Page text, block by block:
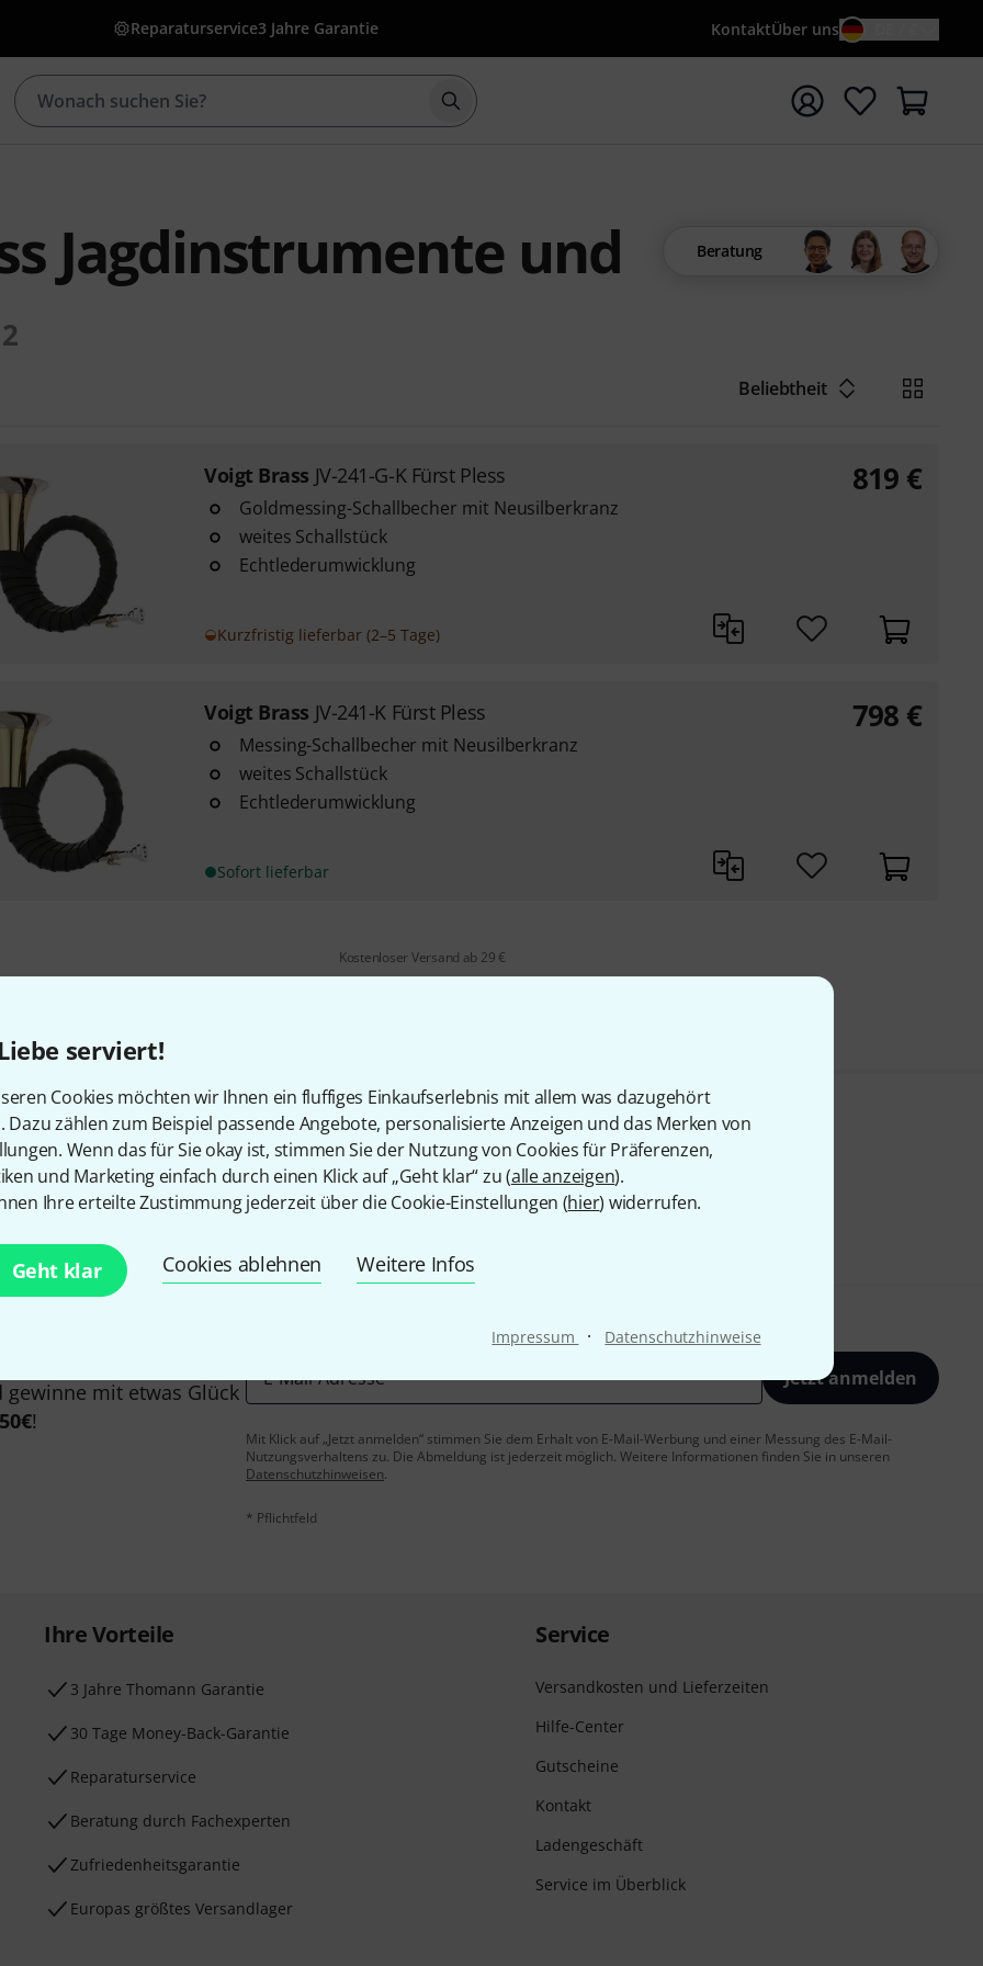
serviert!
Cookies möchten wir Ihnen ein fluffiges Einkaufserlebnis mit allem was dazugehört
Dazu zählen zum Beispiel passende Angebote, personalisierte Anzeigen und das Merken von
Wenn das für Sie okay ist, stimmen Sie der Nutzung von Cookies für Präferenzen,
und Marketing einfach durch einen Klick auf „Geht klar“ zu (alle anzeigen).
Ihre erteilte Zustimmung jederzeit über die Cookie-Einstellungen (hier) widerrufen.
Geht klar Cookies ablehnen Weitere Infos
Impressum · Datenschutzhinweise
Reparaturservice3 Jahre Garantie KontaktÜber uns
Suche mit Suchwort {searchTerm} starten
Jagdinstrumente und
2
Beratung
Beliebtheit
Voigt Brass JV-241-G-K Fürst Pless
Goldmessing-Schallbecher mit Neusilberkranz
weites Schallstück
Echtlederumwicklung
Kurzfristig lieferbar (2–5 Tage)
819 €
Voigt Brass JV-241-K Fürst Pless
Messing-Schallbecher mit Neusilberkranz
weites Schallstück
Echtlederumwicklung
Sofort lieferbar
798 €
Kostenloser Versand ab 29 €
Gefällt Ihnen, was Sie sehen?
Teilen Hilfe & Feedback
mit etwas Glück
50€!
E-Mail-Adresse* Jetzt anmelden
Mit Klick auf „Jetzt anmelden“ stimmen Sie dem Erhalt von E-Mail-Werbung und einer Messung des E-Mail-
Nutzungsverhaltens zu. Die Abmeldung ist jederzeit möglich. Weitere Informationen finden Sie in unseren
Datenschutzhinweisen.
* Pflichtfeld
Ihre Vorteile
3 Jahre Thomann Garantie
30 Tage Money-Back-Garantie
Reparaturservice
Beratung durch Fachexperten
Zufriedenheitsgarantie
Europas größtes Versandlager
Service
Versandkosten und Lieferzeiten
Hilfe-Center
Gutscheine
Kontakt
Ladengeschäft
Service im Überblick